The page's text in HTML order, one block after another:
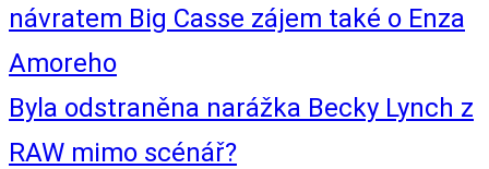
návratem Big Casse zájem také o Enza
Amoreho
Byla odstraněna narážka Becky Lynch z
RAW mimo scénář?